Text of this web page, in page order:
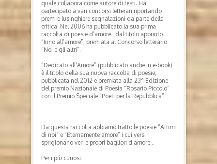
quale collabora come autore di testi. Ha
partecipato a vari concorsi letterari riportando
premi e lusinghiere segnalazioni da parte della
critica. Nel 2006 ha pubblicato la sua prima
raccolta di poesie d’amore , dal titolo appunto
“Inno all’amore”, premiata al Concorso letterario
“Noi e gli altri”.
“Dedicato all’Amore” (pubblicato anche in e-book)
è il titolo della sua nuova raccolta di poesie,
pubblicata nel 2012 e premiata alla 23° Edizione
del premio Nazionale di Poesia “Rosario Piccolo”
con il Premio Speciale “Poeti per la Repubblica”.
Da questa raccolta abbiamo tratto le poesie “Attimi
di noi” e “Eternamente amore” i cui versi
sprigionano veri e propri bagliori d’amore…
Per i più curiosi: